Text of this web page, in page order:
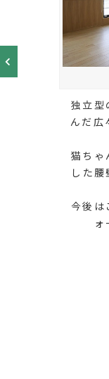
独立型
んだ広
猫ちゃ
した
今後は
ォ